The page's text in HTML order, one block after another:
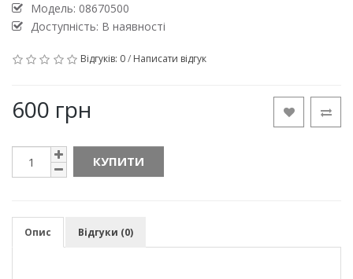
Модель: 08670500
Доступність: В наявності
Відгуків: 0/ Написати відгук
600 грн
КУПИТИ
Опис Відгуки (0)